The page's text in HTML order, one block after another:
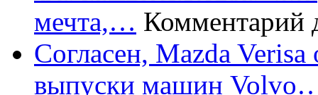
мечта,… Комментарий
Согласен, Mazda
выпуски машин